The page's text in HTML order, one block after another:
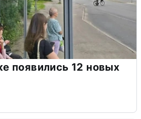
появились 12 новых